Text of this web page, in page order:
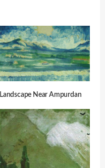
Landscape Near Ampurdan